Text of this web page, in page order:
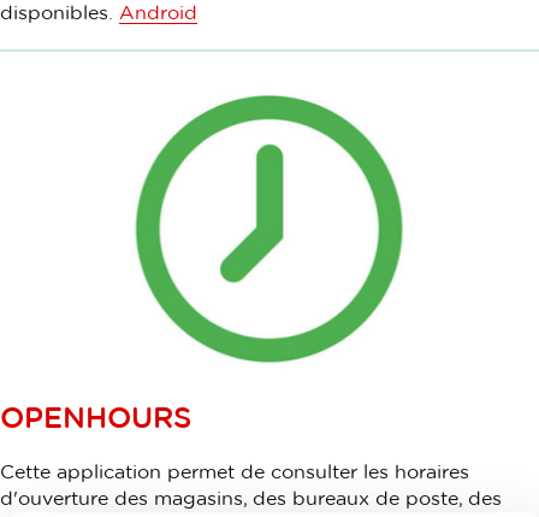
disponibles. Android
OPENHOURS
Cette application permet de consulter les horaires
d'ouverture des magasins, des bureaux de poste, des